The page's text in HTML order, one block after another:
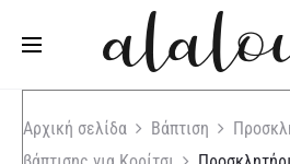
27310 36200
Αρχική σελίδα Βάπτιση